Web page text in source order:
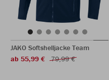
JAKO Softshelljacke Team
ab 55,99 €
79,99 €